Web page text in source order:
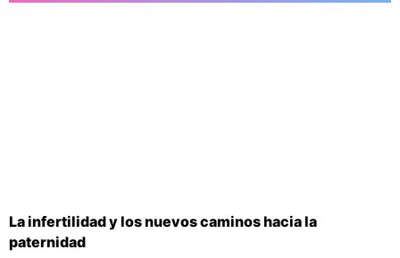
La infertilidad y los nuevos caminos hacia la
paternidad